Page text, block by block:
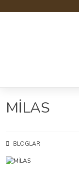
MİLAS
BLOGLAR